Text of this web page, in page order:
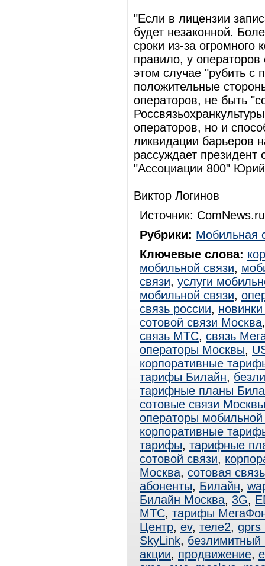
"Если в лицензии
будет незаконной.
сроки из-за огромного
правило, у
этом случае "рубить
положительные
операторов, не быть
операторов, но и
ликвидации барьеров
рассуждает
"Ассоциации 800"
Виктор Логинов
Источник:
Рубрики: Мобильная
Ключевые слова:
мобильной связи,
связи, услуги
мобильной связи,
связь россии,
сотовой связи Москва
связь МТС, связь
операторы Москвы,
корпоративные
тарифы Билайн,
тарифные планы
сотовые связи Москвы
операторы мобильной
корпоративные
тарифы, тарифные
сотовой связи,
Москва, сотовая
абоненты, Билайн,
Билайн Москва, 3G,
МТС, тарифы
Центр, ev, теле2, gprs
SkyLink, безлимитный
акции, продвижение,